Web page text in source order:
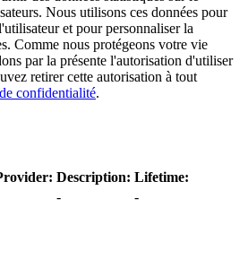
Nous utilisons ces données pour
et pour personnaliser la
Comme nous protégeons votre vie
par la présente l'autorisation d'utiliser
retirer cette autorisation à tout
confidentialité.
Description: Lifetime:
- -